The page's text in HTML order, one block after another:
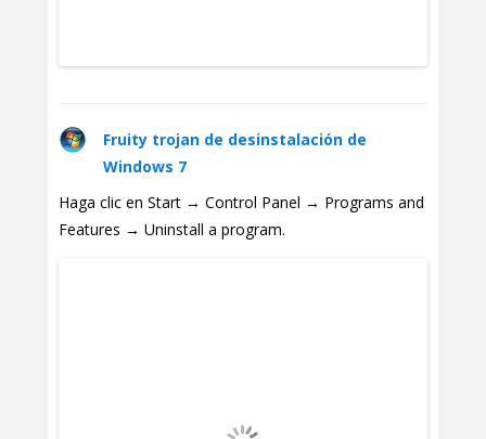
Fruity trojan de desinstalación de
Windows 7
Haga clic en Start → Control Panel → Programs and
Features → Uninstall a program.